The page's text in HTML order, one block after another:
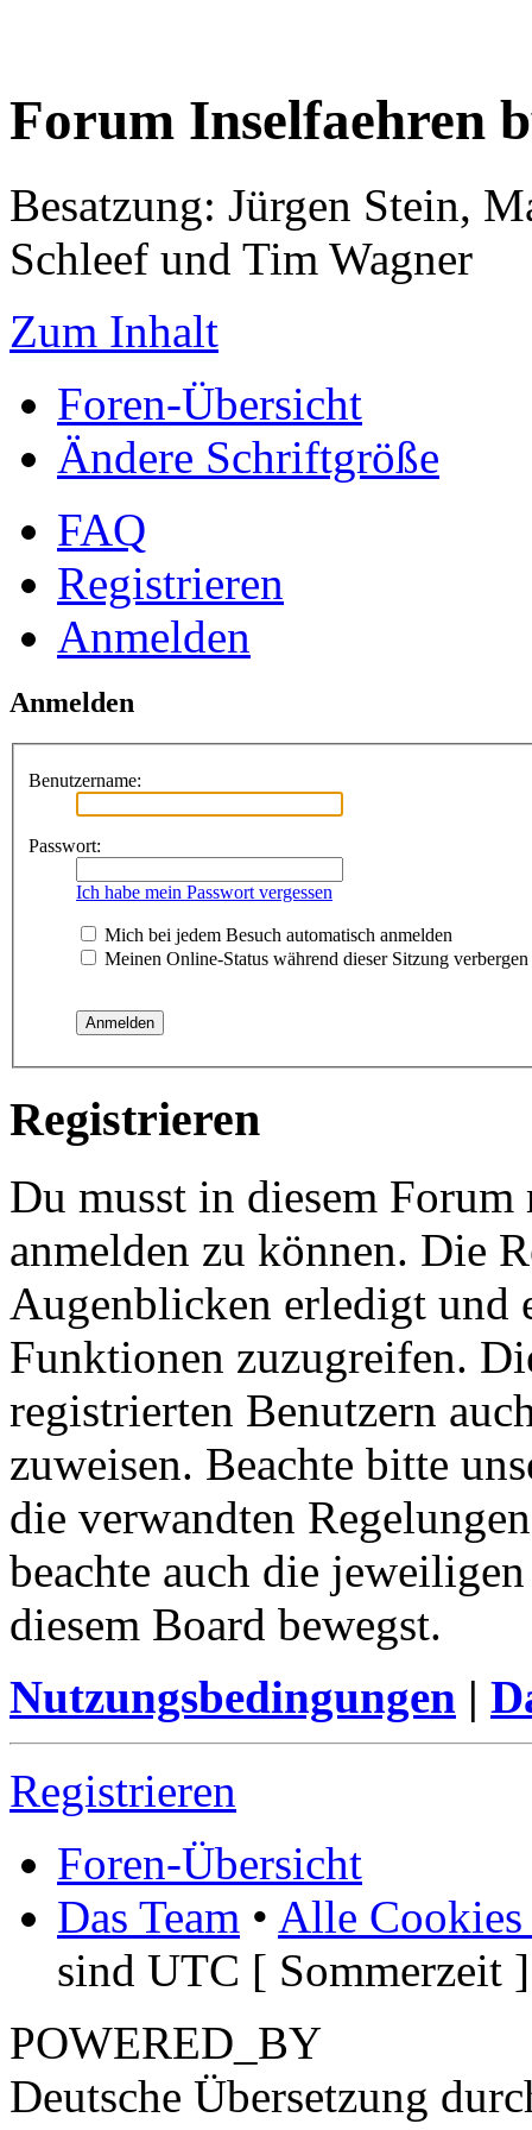
Forum Inselfaehren
Besatzung: Jürgen Stein,
Schleef und Tim Wagner
Zum Inhalt
Foren-Übersicht
Ändere Schriftgröße
FAQ
Registrieren
Anmelden
Anmelden
Benutzername:
Passwort:
Ich habe mein Passwort vergessen
Mich bei jedem Besuch automatisch anmelden
Meinen Online-Status während dieser Sitzung verbergen
Registrieren
Du musst in diesem
anmelden zu können. Die
Augenblicken erledigt und
Funktionen zuzugreifen.
registrierten Benutzern
zuweisen. Beachte bitte
die verwandten
beachte auch die
diesem Board bewegst.
Nutzungsbedingungen |
Registrieren
Foren-Übersicht
Das Team • Alle Cookies
sind UTC [ Sommerzeit ]
POWERED_BY
Deutsche Übersetzung